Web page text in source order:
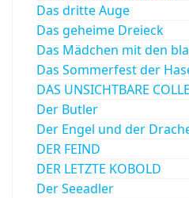
Das dritte Auge
Das geheime Dreieck
Das Mädchen mit den
Das Sommerfest der
DAS UNSICHTBARE
Der Butler
Der Engel und der
DER FEIND
DER LETZTE KOBOLD
Der Seeadler